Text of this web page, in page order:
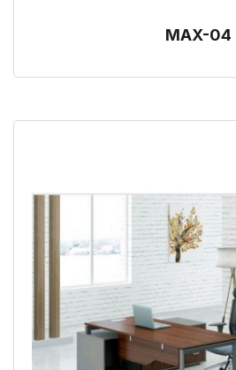
MAX-04